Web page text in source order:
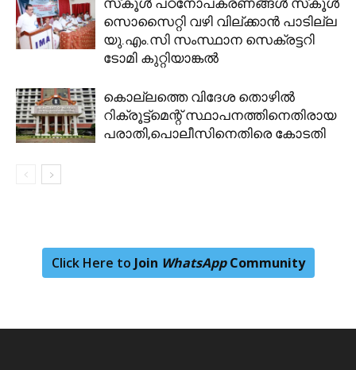
സൊസൈറ്റി വഴി വില്ക്കാന്‍ പാടില്ല
യു.എം.സി സംസ്ഥാന സെക്രട്ടറി
ടോമി കുറ്റിയാങ്കല്‍
കൊല്ലത്തെ വിദേശ തൊഴിൽ
റിക്രൂട്ട്‌മെന്റ് സ്ഥാപനത്തിനെതിരായ
പരാതി,പൊലീസിനെതിരെ കോടതി
Click Here to Join WhatsAppCommunity